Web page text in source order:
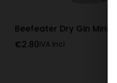
Beefeater Dry Gin Mini
€2.80IVA Incl.